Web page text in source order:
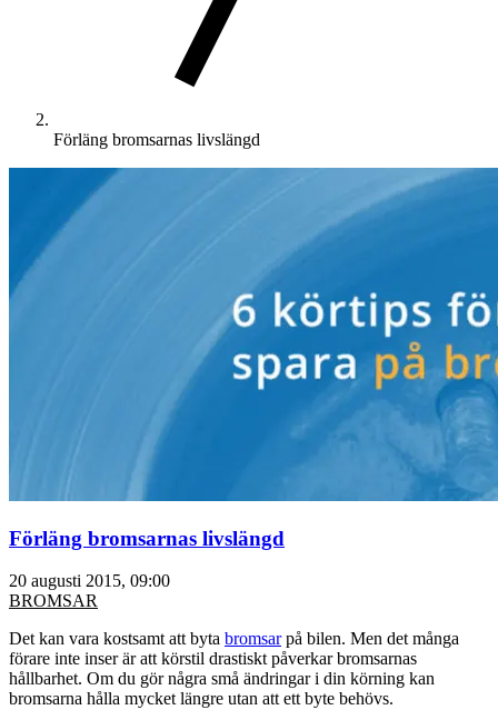
Förläng bromsarnas livslängd
Förläng bromsarnas livslängd
20 augusti 2015, 09:00
BROMSAR
Det kan vara kostsamt att byta bromsarpå bilen. Men det många
förare inte inser är att körstil drastiskt påverkar bromsarnas
hållbarhet. Om du gör några små ändringar i din körning kan
bromsarna hålla mycket längre utan att ett byte behövs.